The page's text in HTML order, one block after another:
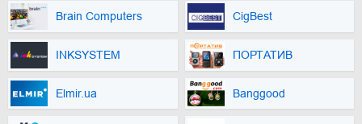
Brain Computers CigBest
INKSYSTEM ПОРТАТИВ
Elmir.ua Banggood